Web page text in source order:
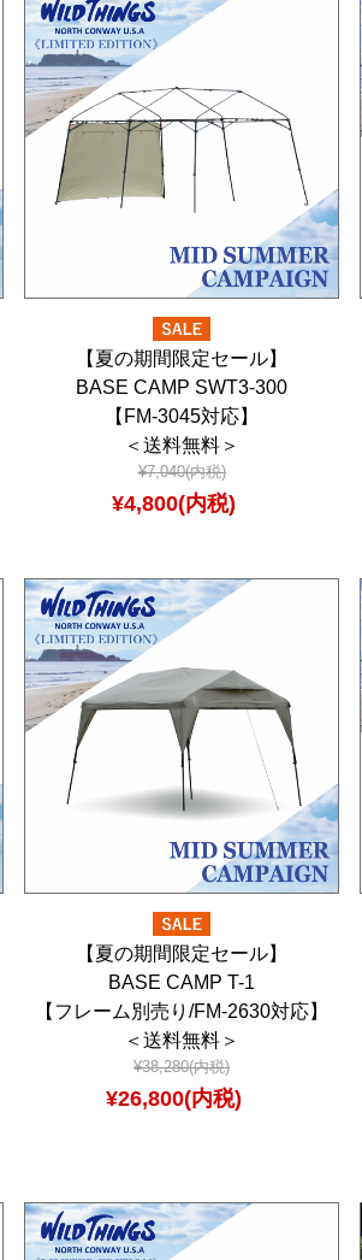
【夏の期間限定セール】
BASE CAMP SWT3-300
【FM-3045対応】
＜送料無料＞
¥7,040(内税)
¥4,800(内税)
【夏の期間限定セール】
BASE CAMP T-1
【フレーム別売り/FM-2630対応】
＜送料無料＞
¥38,280(内税)
¥26,800(内税)